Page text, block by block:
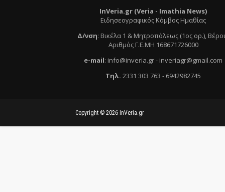
InVeria.gr (Veria - Ιmathia News)
Ειδησεογραφικός Κόμβος Ημαθίας
Δ/νση: Βικέλα 1 & Μητροπόλεως (1ος ορ.),
Αριθμός Γ.Ε.ΜΗ 168671726000
e-mail: info@inveria.gr- inveriagr@gmail.com
Τηλ. 2331 303 763 - 6942982745
Copyright © 2026 InVeria.gr